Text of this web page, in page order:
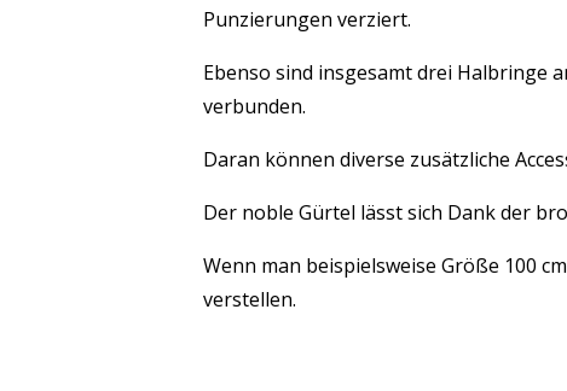
Punzierungen verziert.
Ebenso sind insgesamt drei Halbringe
verbunden.
Daran können diverse zusätzliche
Der noble Gürtel lässt sich Dank der
Wenn man beispielsweise Größe 100
verstellen.